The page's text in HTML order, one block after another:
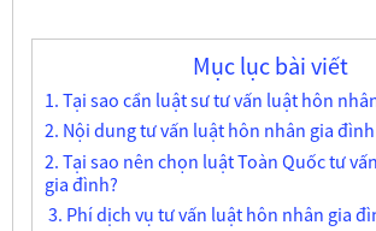
Mục lục bài viết
1. Tại sao cần luật sư tư vấn luật hôn
2. Nội dung tư vấn luật hôn nhân gia đình
2. Tại sao nên chọn luật Toàn Quốc tư
gia đình?
3. Phí dịch vụ tư vấn luật hôn nhân gia